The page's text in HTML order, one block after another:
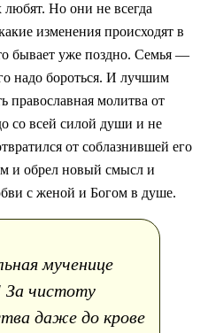
Но они не всегда
изменения происходят в
бывает уже поздно. Семья —
надо бороться. И лучшим
православная молитва от
со всей силой души и не
от соблазнившей его
и обрел новый смысл и
с женой и Богом в душе.
мученице
чистоту
даже до крове